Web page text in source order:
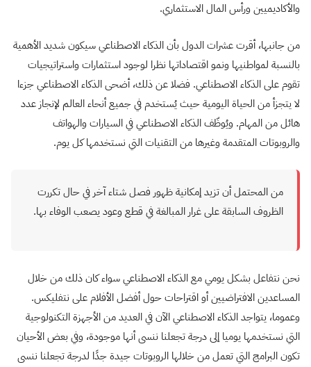
والأكاديميين ورأس المال الاستثماري.
من جانبها، أقرت عشرات الدول بأن الذكاء الاصطناعي سيكون شديد الأهمية
بالنسبة لمواطنيها ونمو اقتصاداتها نظرا لوجود استثمارات واستراتيجيات
تقوم على الذكاء الاصطناعي. فضلا عن ذلك، أضحى الذكاء الاصطناعي جزءا
لا يتجزأ من الحياة اليومية حيث يُستخدم في جميع أنحاء العالم لإنجاز عدد
هائل من المهام. ويُوظّف الذكاء الاصطناعي في السيارات والهواتف
والروبوتات المتقدمة وغيرها من التقنيات التي نستخدمها كل يوم.
من المحتمل أن تزيد إمكانية ظهور فصل شتاء آخر في حال تكررت
الظروف السابقة على غرار المبالغة في قطع وعود يصعب الوفاء بها.
نحن نتفاعل بشكل يومي مع الذكاء الاصطناعي سواء كان ذلك من خلال
المساعدين الافتراضيين أو اقتراحات حول أفضل الأفلام على نتفليكس.
وعموما، يتواجد الذكاء الاصطناعي الآن في العديد من الأجهزة التكنولوجية
التي نستخدمها يوميا إلى درجة تجعلنا ننسى أنها موجودة، وفي بعض الأحيان
تكون البرامج التي تعمل من خلالها الروبوتات جيدة جدًا لدرجة تجعلنا ننسى